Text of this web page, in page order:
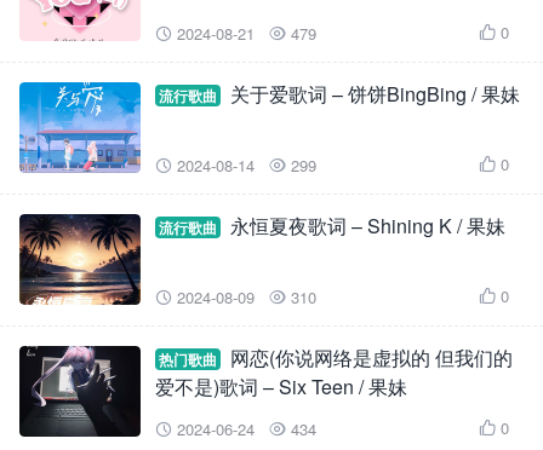
 2024-08-21  479  0
流行歌曲 关于爱歌词 – 饼饼BingBing / 果妹
 2024-08-14  299  0
流行歌曲 永恒夏夜歌词 – Shining K / 果妹
 2024-08-09  310  0
热门歌曲
网恋(你说网络是虚拟的 但我们的
爱不是)歌词 – Six Teen / 果妹
 2024-06-24  434  0